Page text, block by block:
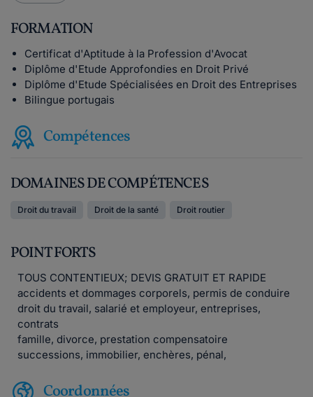
FORMATION
Certificat d'Aptitude à la Profession d'Avocat
Diplôme d'Etude Approfondies en Droit Privé
Diplôme d'Etude Spécialisées en Droit des Entreprises
Bilingue portugais
Compétences
DOMAINES DE COMPÉTENCES
Droit du travail Droit de la santé Droit routier
POINT FORTS
TOUS CONTENTIEUX; DEVIS GRATUIT ET RAPIDE
accidents et dommages corporels, permis de conduire
droit du travail, salarié et employeur, entreprises,
contrats
famille, divorce, prestation compensatoire
successions, immobilier, enchères, pénal,
Coordonnées